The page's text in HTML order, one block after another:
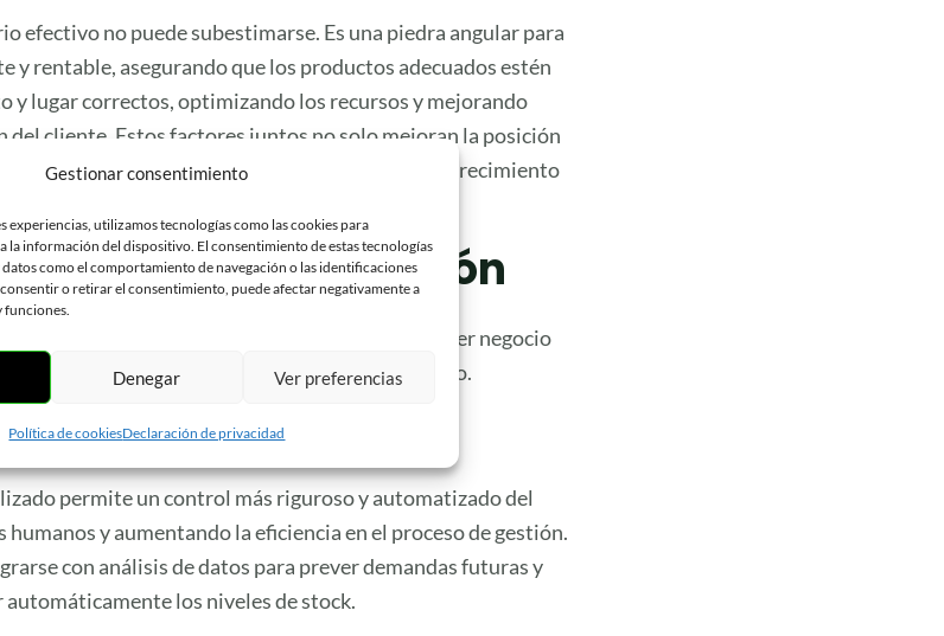
Gestionar consentimiento
experiencias, utilizamos tecnologías como las cookies para
la información del dispositivo. El consentimiento de estas tecnologías
como el comportamiento de navegación o las identificaciones
o retirar el consentimiento, puede afectar negativamente a
funciones.
Denegar Ver preferencias
Política de cookiesDeclaración de privacidad
efectivo no puede subestimarse. Es una piedra angular para
y rentable, asegurando que los productos adecuados estén
y lugar correctos, optimizando los recursos y mejorando
cliente. Estos factores juntos no solo mejoran la posición
el mercado, sino que también contribuyen a su crecimiento
para la Optimización
de manejo de inventario es esencial para cualquier negocio
y reducción de costos en su cadena de suministro.
de Software
permite un control más riguroso y automatizado del
y aumentando la eficiencia en el proceso de gestión.
con análisis de datos para prever demandas futuras y
automáticamente los niveles de stock.